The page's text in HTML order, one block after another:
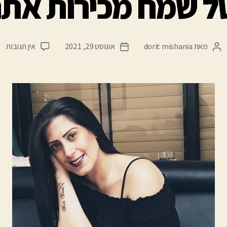
מאתdorit mishania אוגוסט 29, 2021 אין תגובות